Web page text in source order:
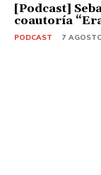
[Podcast]
coautoría
PODCAST 7